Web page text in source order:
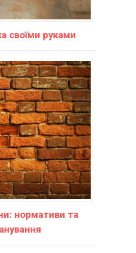
своїми руками
нормативи та